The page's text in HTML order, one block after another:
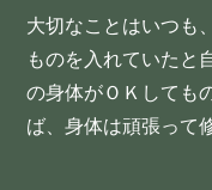
大切なことはいつも
ものを入れていたと
の身体がＯＫしても
ば、身体は頑張って